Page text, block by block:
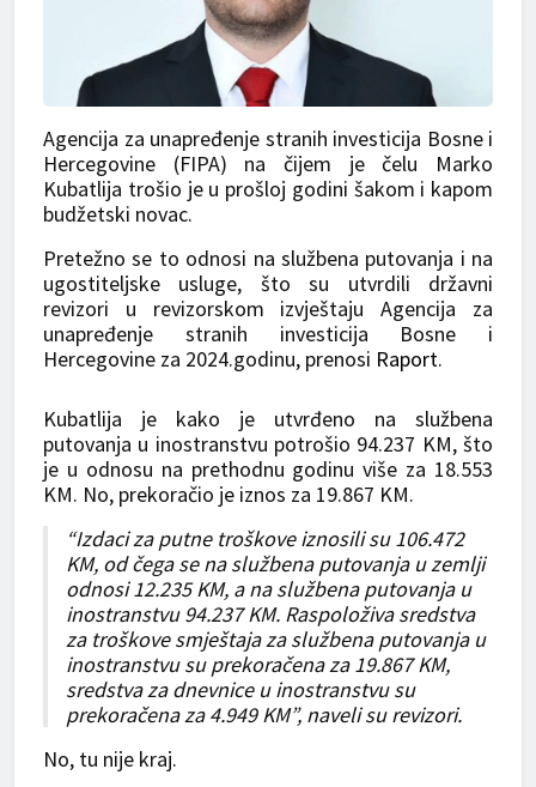
Agencija za unapređenje stranih investicija Bosne i
Hercegovine (FIPA) na čijem je čelu Marko
Kubatlija trošio je u prošloj godini šakom i kapom
budžetski novac.
Pretežno se to odnosi na službena putovanja i na
ugostiteljske usluge, što su utvrdili državni
revizori u revizorskom izvještaju Agencija za
unapređenje stranih investicija Bosne i
Hercegovine za 2024.godinu, prenosi Raport.
Kubatlija je kako je utvrđeno na službena
putovanja u inostranstvu potrošio 94.237 KM, što
je u odnosu na prethodnu godinu više za 18.553
KM. No, prekoračio je iznos za 19.867 KM.
“Izdaci za putne troškove iznosili su 106.472
KM, od čega se na službena putovanja u zemlji
odnosi 12.235 KM, a na službena putovanja u
inostranstvu 94.237 KM. Raspoloživa sredstva
za troškove smještaja za službena putovanja u
inostranstvu su prekoračena za 19.867 KM,
sredstva za dnevnice u inostranstvu su
prekoračena za 4.949 KM”, naveli su revizori.
No, tu nije kraj.